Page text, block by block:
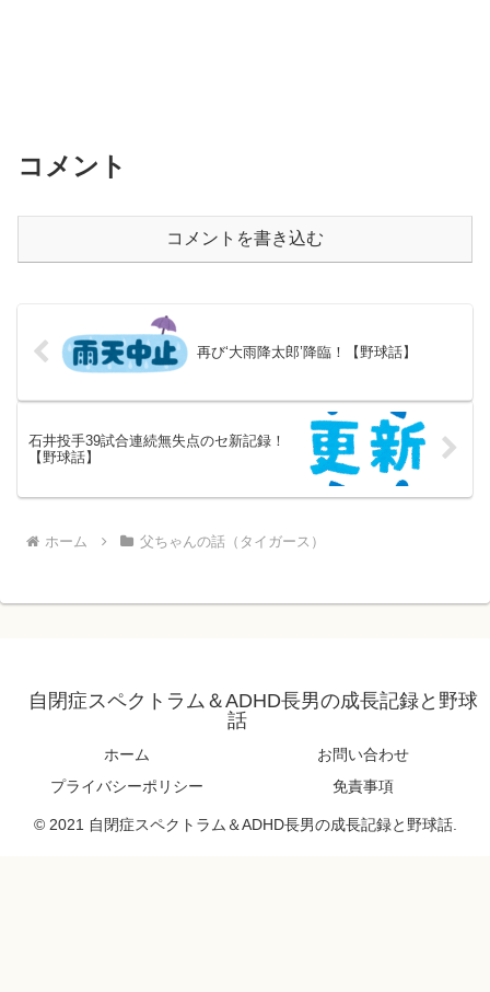
コメント
コメントを書き込む
再び‘大雨降太郎’降臨！【野球話】
石井投手39試合連続無失点のセ新記録！
【野球話】
ホーム 父ちゃんの話（タイガース）
自閉症スペクトラム＆ADHD長男の成長記録と野球
話
ホーム
お問い合わせ
プライバシーポリシー
免責事項
© 2021 自閉症スペクトラム＆ADHD長男の成長記録と野球話.